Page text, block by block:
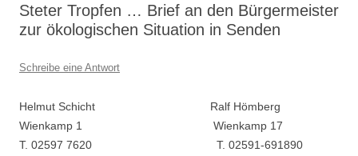
Steter Tropfen … Brief an den Bürgermeister
zur ökologischen Situation in Senden
Schreibe eine Antwort
Helmut Schicht Ralf Hömberg
Wienkamp 1 Wienkamp 17
T. 02597 7620 T. 02591-691890